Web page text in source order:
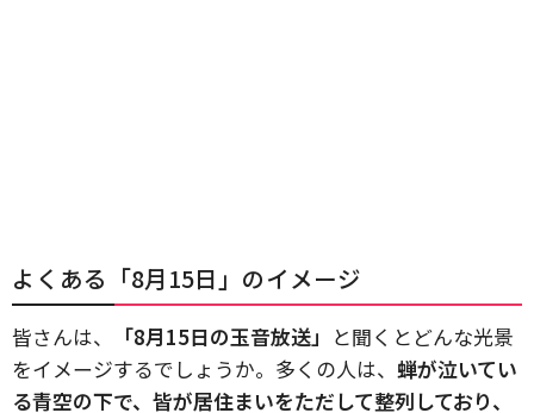
よくある「8月15日」のイメージ
皆さんは、 「8月15日の玉音放送」 と聞くとどんな光景
をイメージするでしょうか。多くの人は、 蝉が泣いてい
る青空の下で、皆が居住まいをただして整列しており、